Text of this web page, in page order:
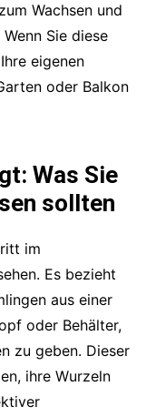
Wachsen und
Sie diese
eigenen
oder Balkon
Was Sie
sollten
im
Es bezieht
aus einer
oder Behälter,
zu geben. Dieser
ihre Wurzeln